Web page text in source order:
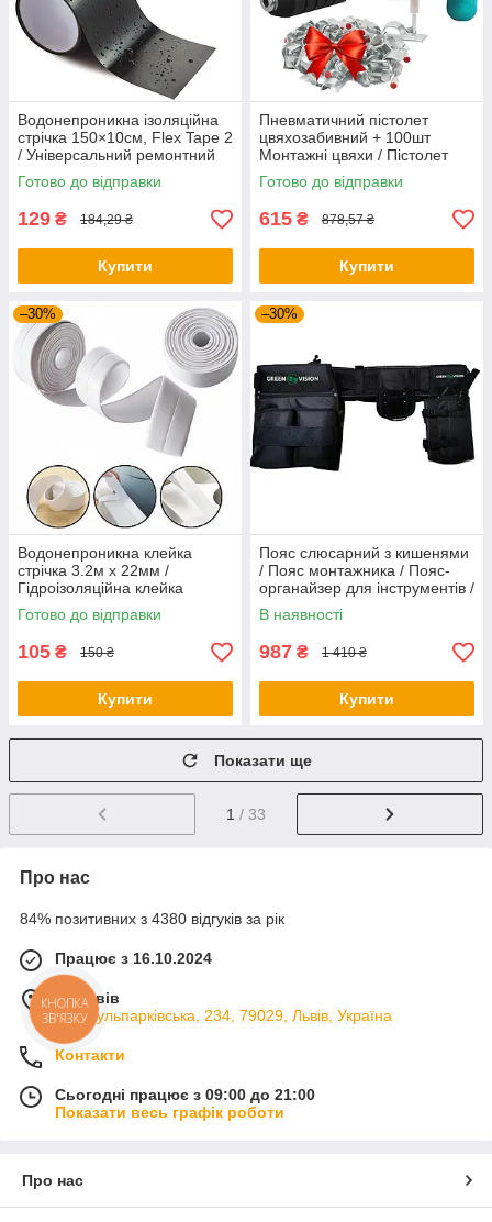
Водонепроникна ізоляційна
стрічка 150×10см, Flex Tape 2
/ Універсальний ремонтний
скотч / Клейка стрічка
надміцна
Готово до відправки
129 ₴ 184,29 ₴
Купити
Пневматичний пістолет
цвяхозабивний + 100шт
Монтажні цвяхи / Пістолет
для цвяхів / Нейлер
Готово до відправки
615 ₴ 878,57 ₴
Купити
–30%
Водонепроникна клейка
стрічка 3.2м х 22мм /
Гідроізоляційна клейка
стрічка для ванн та раковини
/ Стрічка ізолятор для кухні
Готово до відправки
105 ₴ 150 ₴
Купити
–30%
Пояс слюсарний з кишенями
/ Пояс монтажника / Пояс-
органайзер для інструментів /
Пояс для шуруповерта
В наявності
987 ₴ 1 410 ₴
Купити
Показати ще
1 / 33
Про нас
84% позитивних з 4380 відгуків за рік
Працює з 16.10.2024
м. Львів
вул. Кульпарківська, 234, 79029, Львів, Україна
Контакти
Сьогодні працює з 09:00 до 21:00
Показати весь графік роботи
Про нас
КНОПКА
ЗВ'ЯЗКУ